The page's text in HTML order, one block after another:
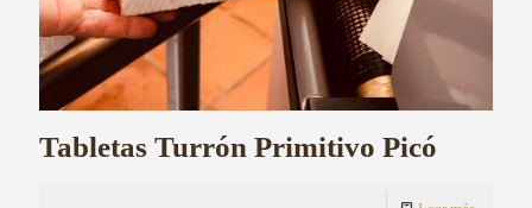
Tabletas Turrón Primitivo Picó